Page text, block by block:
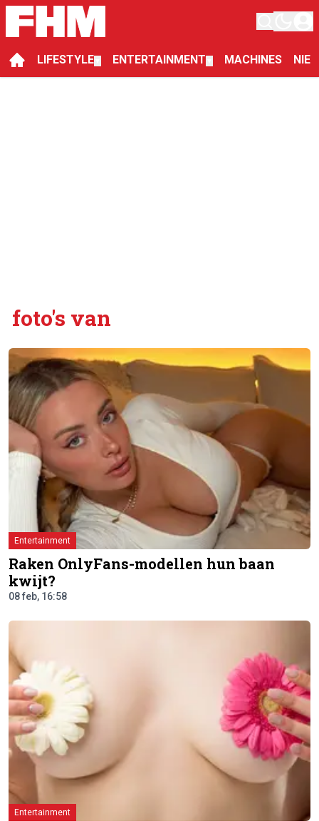
LIFESTYLE ENTERTAINMENT MACHINES
foto's van
Entertainment
Raken OnlyFans-modellen hun baan
kwijt?
08 feb, 16:58
Entertainment